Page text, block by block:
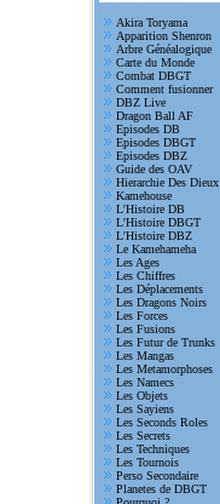
Akira Toryama
Apparition Shenron
Arbre Généalogique
Carte du Monde
Combat DBGT
Comment fusionner
DBZ Live
Dragon Ball AF
Episodes DB
Episodes DBGT
Episodes DBZ
Guide des OAV
Hierarchie Des Dieux
Kamehouse
L'Histoire DB
L'Histoire DBGT
L'Histoire DBZ
Le Kamehameha
Les Ages
Les Chiffres
Les Déplacements
Les Dragons Noirs
Les Forces
Les Fusions
Les Futur de Trunks
Les Mangas
Les Metamorphoses
Les Namecs
Les Objets
Les Sayiens
Les Seconds Roles
Les Secrets
Les Techniques
Les Tournois
Perso Secondaire
Planetes de DBGT